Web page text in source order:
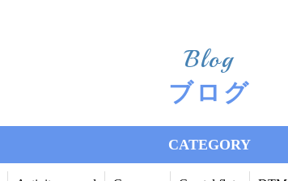
Blog
ブログ
CATEGORY